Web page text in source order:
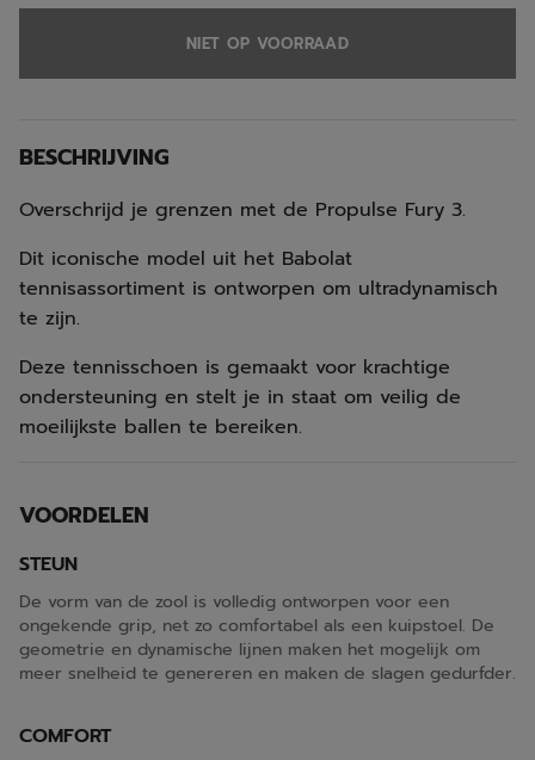
NIET OP VOORRAAD
BESCHRIJVING
Overschrijd je grenzen met de Propulse Fury 3.
Dit iconische model uit het Babolat
tennisassortiment is ontworpen om ultradynamisch
te zijn.
Deze tennisschoen is gemaakt voor krachtige
ondersteuning en stelt je in staat om veilig de
moeilijkste ballen te bereiken.
VOORDELEN
STEUN
De vorm van de zool is volledig ontworpen voor een
ongekende grip, net zo comfortabel als een kuipstoel. De
geometrie en dynamische lijnen maken het mogelijk om
meer snelheid te genereren en maken de slagen gedurfder.
COMFORT